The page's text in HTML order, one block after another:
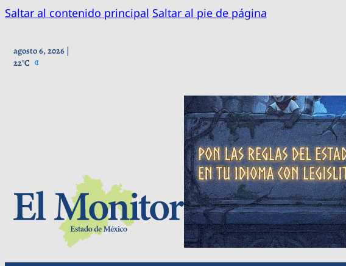
Saltar al contenido principal Saltar al pie de página
agosto 6, 2026 |
22°C